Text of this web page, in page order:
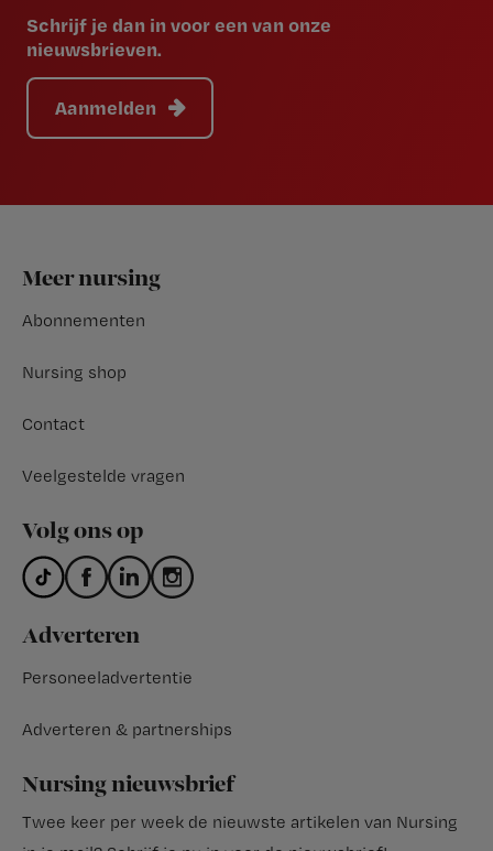
Schrijf je dan in voor een van onze
nieuwsbrieven.
Aanmelden
Footer
Meer nursing
Abonnementen
Nursing shop
Contact
Veelgestelde vragen
Volg ons op
Adverteren
Personeeladvertentie
Adverteren & partnerships
Nursing nieuwsbrief
Twee keer per week de nieuwste artikelen van Nursing